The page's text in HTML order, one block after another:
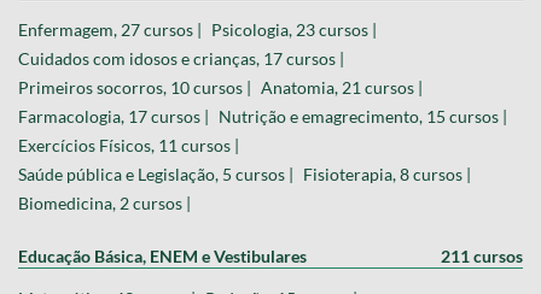
Enfermagem, 27 cursos | Psicologia, 23 cursos |
Cuidados com idosos e crianças, 17 cursos |
Primeiros socorros, 10 cursos | Anatomia, 21 cursos |
Farmacologia, 17 cursos | Nutrição e emagrecimento, 15 cursos |
Exercícios Físicos, 11 cursos |
Saúde pública e Legislação, 5 cursos | Fisioterapia, 8 cursos |
Biomedicina, 2 cursos |
Educação Básica, ENEM e Vestibulares 211 cursos